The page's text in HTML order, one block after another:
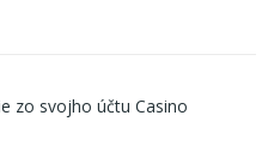
zo svojho účtu Casino